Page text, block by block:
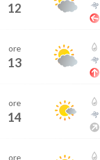
12
ore
13
ore
14
ore